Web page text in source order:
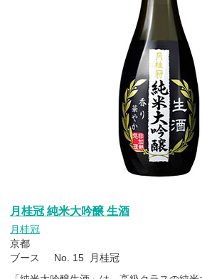
月桂冠 純米大吟醸 生酒
月桂冠
京都
ブース No. 15 月桂冠